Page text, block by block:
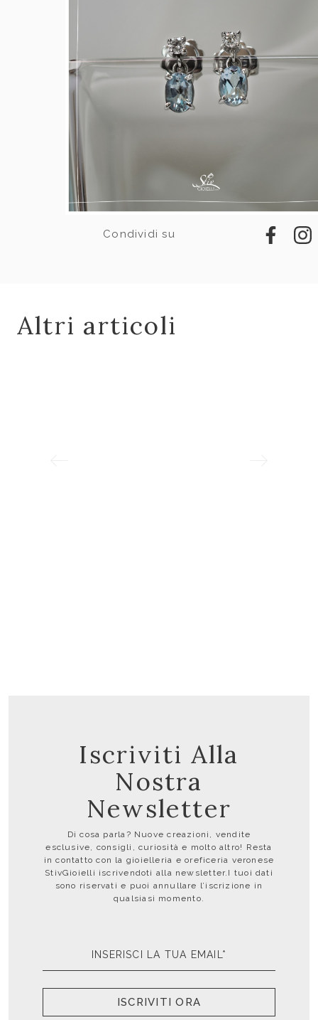
Condividi su
Altri articoli
Iscriviti Alla
Nostra
Newsletter
Di cosa parla? Nuove creazioni, vendite
esclusive, consigli, curiosità e molto altro! Resta
in contatto con la gioielleria e oreficeria veronese
StivGioielli iscrivendoti alla newsletter.I tuoi dati
sono riservati e puoi annullare l’iscrizione in
qualsiasi momento.
ISCRIVITI ORA